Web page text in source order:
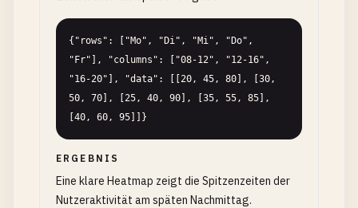
{"rows": ["Mo", "Di", "Mi", "Do",
"Fr"], "columns": ["08-12", "12-16",
"16-20"], "data": [[20, 45, 80], [30,
50, 70], [25, 40, 90], [35, 55, 85],
[40, 60, 95]]}
ERGEBNIS
Eine klare Heatmap zeigt die Spitzenzeiten der
Nutzeraktivität am späten Nachmittag.